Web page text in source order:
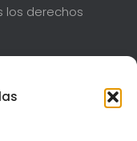
los derechos